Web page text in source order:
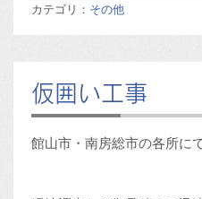
カテゴリ： その他
仮囲い工事
館山市・南房総市の各所に